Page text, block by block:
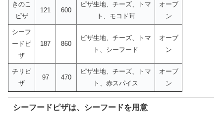
きのこ
ピザ
121 600
ピザ生地、チーズ、トマ
ト、モコド茸
オーブ
ン
シーフ
ードピ
ザ
187 860
ピザ生地、チーズ、トマ
ト、シーフード
オーブ
ン
チリピ
ザ
97 470
ピザ生地、チーズ、トマ
ト、赤スパイス
オーブ
ン
シーフードピザは、シーフードを用意